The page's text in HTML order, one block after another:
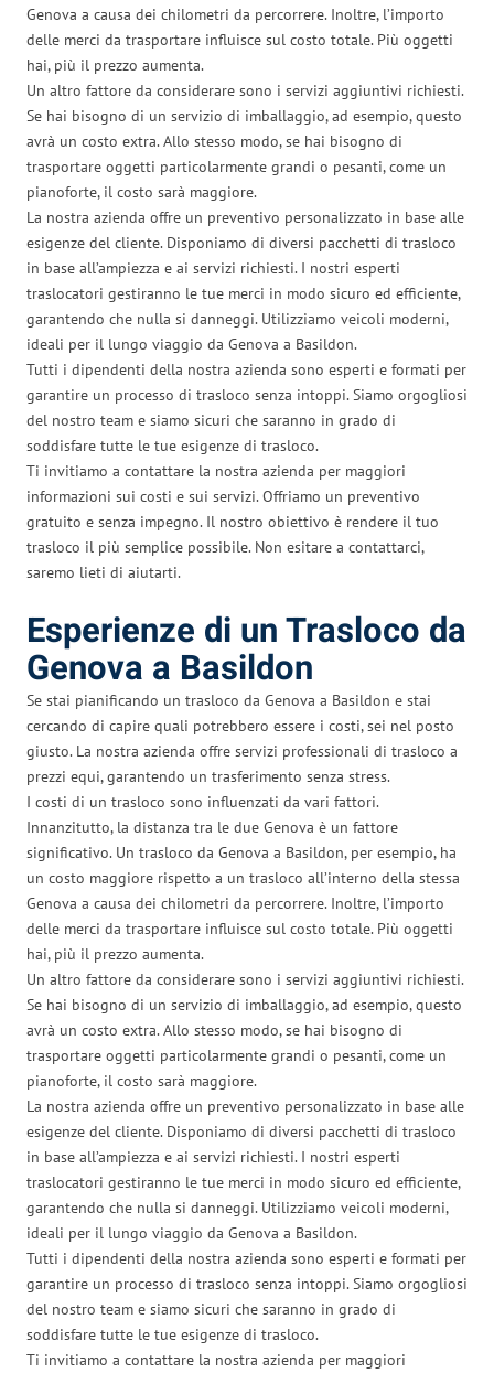
Genova a causa dei chilometri da percorrere. Inoltre, l’importo
delle merci da trasportare influisce sul costo totale. Più oggetti
hai, più il prezzo aumenta.
Un altro fattore da considerare sono i servizi aggiuntivi richiesti.
Se hai bisogno di un servizio di imballaggio, ad esempio, questo
avrà un costo extra. Allo stesso modo, se hai bisogno di
trasportare oggetti particolarmente grandi o pesanti, come un
pianoforte, il costo sarà maggiore.
La nostra azienda offre un preventivo personalizzato in base alle
esigenze del cliente. Disponiamo di diversi pacchetti di trasloco
in base all’ampiezza e ai servizi richiesti. I nostri esperti
traslocatori gestiranno le tue merci in modo sicuro ed efficiente,
garantendo che nulla si danneggi. Utilizziamo veicoli moderni,
ideali per il lungo viaggio da Genova a Basildon.
Tutti i dipendenti della nostra azienda sono esperti e formati per
garantire un processo di trasloco senza intoppi. Siamo orgogliosi
del nostro team e siamo sicuri che saranno in grado di
soddisfare tutte le tue esigenze di trasloco.
Ti invitiamo a contattare la nostra azienda per maggiori
informazioni sui costi e sui servizi. Offriamo un preventivo
gratuito e senza impegno. Il nostro obiettivo è rendere il tuo
trasloco il più semplice possibile. Non esitare a contattarci,
saremo lieti di aiutarti.
Esperienze di un Trasloco da
Genova a Basildon
Se stai pianificando un trasloco da Genova a Basildon e stai
cercando di capire quali potrebbero essere i costi, sei nel posto
giusto. La nostra azienda offre servizi professionali di trasloco a
prezzi equi, garantendo un trasferimento senza stress.
I costi di un trasloco sono influenzati da vari fattori.
Innanzitutto, la distanza tra le due Genova è un fattore
significativo. Un trasloco da Genova a Basildon, per esempio, ha
un costo maggiore rispetto a un trasloco all’interno della stessa
Genova a causa dei chilometri da percorrere. Inoltre, l’importo
delle merci da trasportare influisce sul costo totale. Più oggetti
hai, più il prezzo aumenta.
Un altro fattore da considerare sono i servizi aggiuntivi richiesti.
Se hai bisogno di un servizio di imballaggio, ad esempio, questo
avrà un costo extra. Allo stesso modo, se hai bisogno di
trasportare oggetti particolarmente grandi o pesanti, come un
pianoforte, il costo sarà maggiore.
La nostra azienda offre un preventivo personalizzato in base alle
esigenze del cliente. Disponiamo di diversi pacchetti di trasloco
in base all’ampiezza e ai servizi richiesti. I nostri esperti
traslocatori gestiranno le tue merci in modo sicuro ed efficiente,
garantendo che nulla si danneggi. Utilizziamo veicoli moderni,
ideali per il lungo viaggio da Genova a Basildon.
Tutti i dipendenti della nostra azienda sono esperti e formati per
garantire un processo di trasloco senza intoppi. Siamo orgogliosi
del nostro team e siamo sicuri che saranno in grado di
soddisfare tutte le tue esigenze di trasloco.
Ti invitiamo a contattare la nostra azienda per maggiori